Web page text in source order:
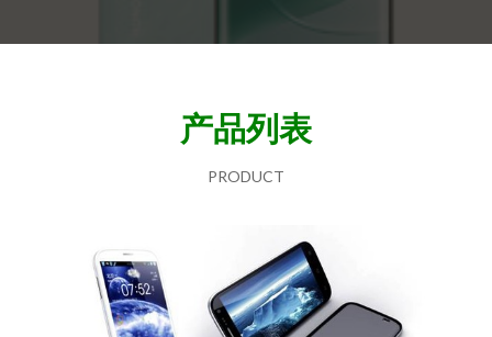
产品列表
PRODUCT